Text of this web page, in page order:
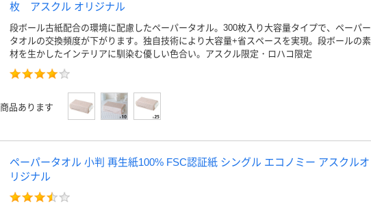
枚 アスクル オリジナル
段ボール古紙配合の環境に配慮したペーパータオル。300枚入り大容量タイプで、ペーパー
タオルの交換頻度が下がります。独自技術により大容量+省スペースを実現。段ボールの素
材を生かしたインテリアに馴染む優しい色合い。アスクル限定・ロハコ限定
商品あります
ペーパータオル 小判 再生紙100% FSC認証紙 シングル エコノミー アスクルオ
リジナル